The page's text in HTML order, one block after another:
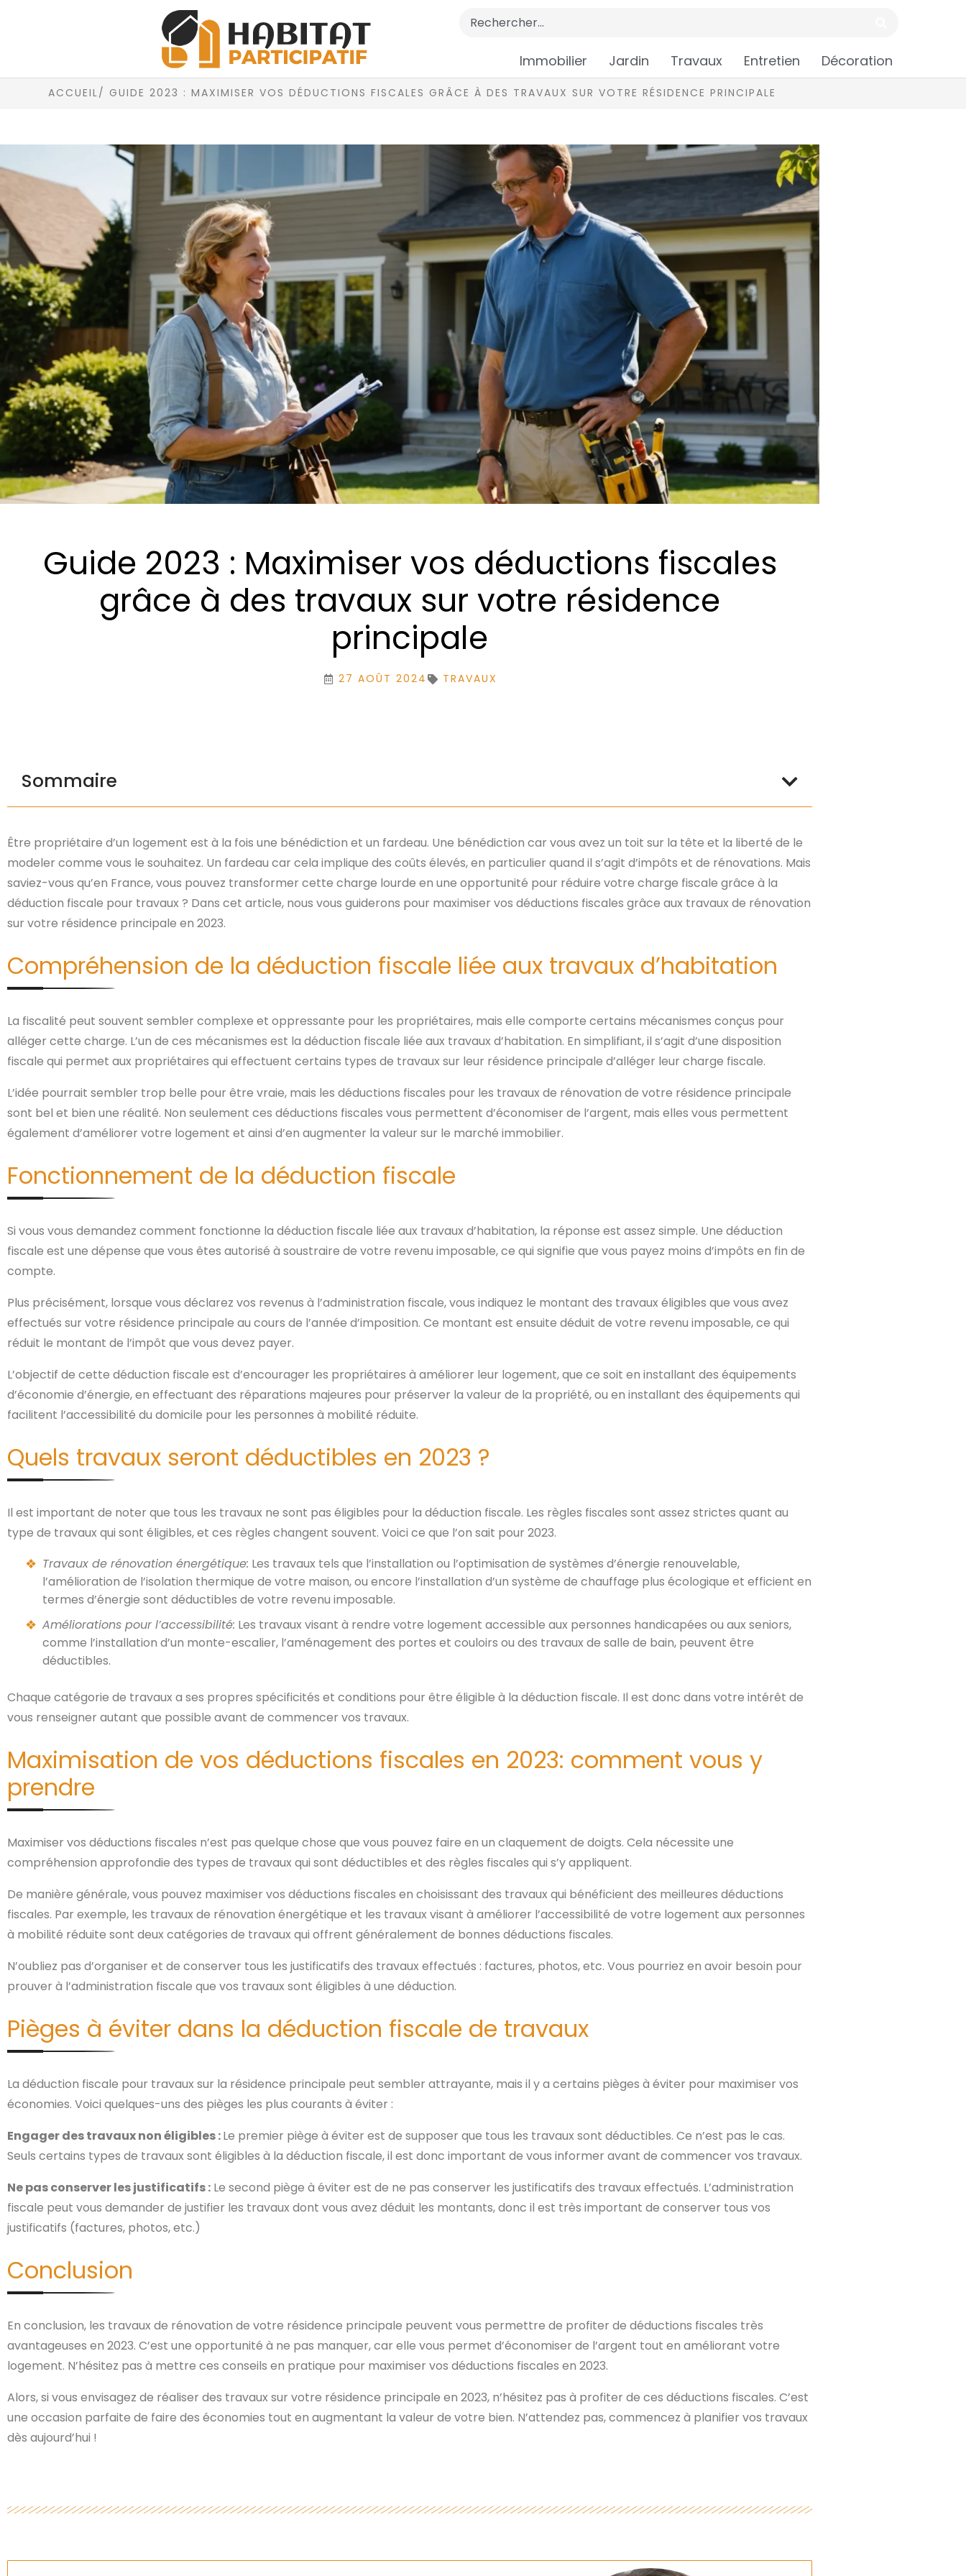
Immobilier Jardin Travaux Entretien Décoration
ACCUEIL/ GUIDE 2023 : MAXIMISER VOS DÉDUCTIONS FISCALES GRÂCE À DES TRAVAUX SUR VOTRE RÉSIDENCE PRINCIPALE
Guide 2023 : Maximiser vos déductions fiscales
grâce à des travaux sur votre résidence
principale
27 AOÛT 2024 TRAVAUX
Sommaire
Être propriétaire d’un logement est à la fois une bénédiction et un fardeau. Une bénédiction car vous avez un toit sur la tête et la liberté de le
modeler comme vous le souhaitez. Un fardeau car cela implique des coûts élevés, en particulier quand il s’agit d’impôts et de rénovations. Mais
saviez-vous qu’en France, vous pouvez transformer cette charge lourde en une opportunité pour réduire votre charge fiscale grâce à la
déduction fiscale pour travaux ? Dans cet article, nous vous guiderons pour maximiser vos déductions fiscales grâce aux travaux de rénovation
sur votre résidence principale en 2023.
Compréhension de la déduction fiscale liée aux travaux d’habitation
La fiscalité peut souvent sembler complexe et oppressante pour les propriétaires, mais elle comporte certains mécanismes conçus pour
alléger cette charge. L’un de ces mécanismes est la déduction fiscale liée aux travaux d’habitation. En simplifiant, il s’agit d’une disposition
fiscale qui permet aux propriétaires qui effectuent certains types de travaux sur leur résidence principale d’alléger leur charge fiscale.
L’idée pourrait sembler trop belle pour être vraie, mais les déductions fiscales pour les travaux de rénovation de votre résidence principale
sont bel et bien une réalité. Non seulement ces déductions fiscales vous permettent d’économiser de l’argent, mais elles vous permettent
également d’améliorer votre logement et ainsi d’en augmenter la valeur sur le marché immobilier.
Fonctionnement de la déduction fiscale
Si vous vous demandez comment fonctionne la déduction fiscale liée aux travaux d’habitation, la réponse est assez simple. Une déduction
fiscale est une dépense que vous êtes autorisé à soustraire de votre revenu imposable, ce qui signifie que vous payez moins d’impôts en fin de
compte.
Plus précisément, lorsque vous déclarez vos revenus à l’administration fiscale, vous indiquez le montant des travaux éligibles que vous avez
effectués sur votre résidence principale au cours de l’année d’imposition. Ce montant est ensuite déduit de votre revenu imposable, ce qui
réduit le montant de l’impôt que vous devez payer.
L’objectif de cette déduction fiscale est d’encourager les propriétaires à améliorer leur logement, que ce soit en installant des équipements
d’économie d’énergie, en effectuant des réparations majeures pour préserver la valeur de la propriété, ou en installant des équipements qui
facilitent l’accessibilité du domicile pour les personnes à mobilité réduite.
Quels travaux seront déductibles en 2023 ?
Il est important de noter que tous les travaux ne sont pas éligibles pour la déduction fiscale. Les règles fiscales sont assez strictes quant au
type de travaux qui sont éligibles, et ces règles changent souvent. Voici ce que l’on sait pour 2023.
Travaux de rénovation énergétique: Les travaux tels que l’installation ou l’optimisation de systèmes d’énergie renouvelable,
l’amélioration de l’isolation thermique de votre maison, ou encore l’installation d’un système de chauffage plus écologique et efficient en
termes d’énergie sont déductibles de votre revenu imposable.
Améliorations pour l’accessibilité: Les travaux visant à rendre votre logement accessible aux personnes handicapées ou aux seniors,
comme l’installation d’un monte-escalier, l’aménagement des portes et couloirs ou des travaux de salle de bain, peuvent être
déductibles.
Chaque catégorie de travaux a ses propres spécificités et conditions pour être éligible à la déduction fiscale. Il est donc dans votre intérêt de
vous renseigner autant que possible avant de commencer vos travaux.
Maximisation de vos déductions fiscales en 2023: comment vous y
prendre
Maximiser vos déductions fiscales n’est pas quelque chose que vous pouvez faire en un claquement de doigts. Cela nécessite une
compréhension approfondie des types de travaux qui sont déductibles et des règles fiscales qui s’y appliquent.
De manière générale, vous pouvez maximiser vos déductions fiscales en choisissant des travaux qui bénéficient des meilleures déductions
fiscales. Par exemple, les travaux de rénovation énergétique et les travaux visant à améliorer l’accessibilité de votre logement aux personnes
à mobilité réduite sont deux catégories de travaux qui offrent généralement de bonnes déductions fiscales.
N’oubliez pas d’organiser et de conserver tous les justificatifs des travaux effectués : factures, photos, etc. Vous pourriez en avoir besoin pour
prouver à l’administration fiscale que vos travaux sont éligibles à une déduction.
Pièges à éviter dans la déduction fiscale de travaux
La déduction fiscale pour travaux sur la résidence principale peut sembler attrayante, mais il y a certains pièges à éviter pour maximiser vos
économies. Voici quelques-uns des pièges les plus courants à éviter :
Engager des travaux non éligibles :Le premier piège à éviter est de supposer que tous les travaux sont déductibles. Ce n’est pas le cas.
Seuls certains types de travaux sont éligibles à la déduction fiscale, il est donc important de vous informer avant de commencer vos travaux.
Ne pas conserver les justificatifs : Le second piège à éviter est de ne pas conserver les justificatifs des travaux effectués. L’administration
fiscale peut vous demander de justifier les travaux dont vous avez déduit les montants, donc il est très important de conserver tous vos
justificatifs (factures, photos, etc.)
Conclusion
En conclusion, les travaux de rénovation de votre résidence principale peuvent vous permettre de profiter de déductions fiscales très
avantageuses en 2023. C’est une opportunité à ne pas manquer, car elle vous permet d’économiser de l’argent tout en améliorant votre
logement. N’hésitez pas à mettre ces conseils en pratique pour maximiser vos déductions fiscales en 2023.
Alors, si vous envisagez de réaliser des travaux sur votre résidence principale en 2023, n’hésitez pas à profiter de ces déductions fiscales. C’est
une occasion parfaite de faire des économies tout en augmentant la valeur de votre bien. N’attendez pas, commencez à planifier vos travaux
dès aujourd’hui !